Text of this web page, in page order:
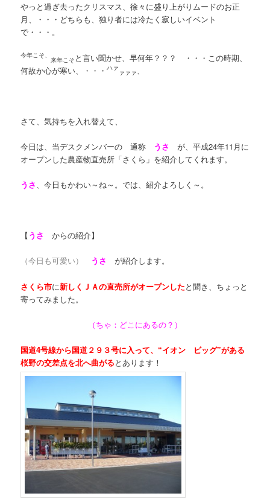
やっと過ぎ去ったクリスマス、徐々に盛り上がりムードのお正
月、・・・どちらも、独り者には冷たく寂しいイベント
で・・・。
今年こそ、
来年こそ と言い聞かせ、早何年？？？ ・・・この時期、
何故か心が寒い、・・・ハァ
ァァァ
さて、気持ちを入れ替えて、
今日は、当デスクメンバーの 通称 うさが、平成24年11月に
オープンした農産物直売所「さくら」を紹介してくれます。
うさ、今日もかわい～ね～。では、紹介よろしく～。
【 うさ からの紹介】
（今日も可愛い） うさ が紹介します。
さくら市に新しくＪＡの直売所がオープンしたと聞き、ちょっと
寄ってみました。
（ちゃ：どこにあるの？）
国道4号線から国道２９３号に入って、“イオン ビッグ”がある
桜野の交差点を北へ曲がるとあります！